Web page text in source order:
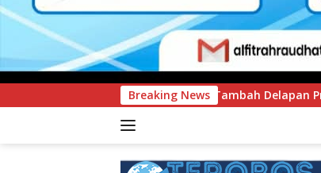
Breaking News
Tambah Delapan Program Studi Baru, Bidik